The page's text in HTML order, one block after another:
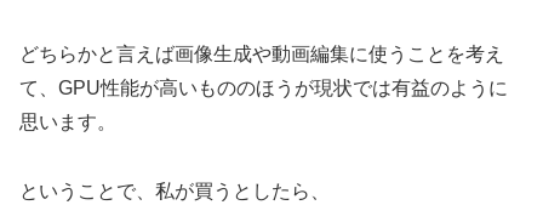
どちらかと言えば画像生成や動画編集に使うことを考え
て、GPU性能が高いもののほうが現状では有益のように
思います。
ということで、私が買うとしたら、